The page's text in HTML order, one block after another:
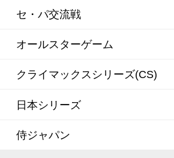
セ・パ交流戦
オールスターゲーム
クライマックスシリーズ(CS)
日本シリーズ
侍ジャパン